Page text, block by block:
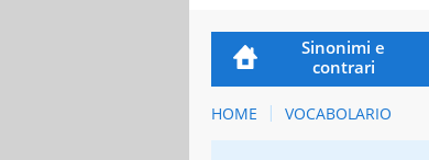
Sinonimi e
contrari
HOME VOCABOLARIO